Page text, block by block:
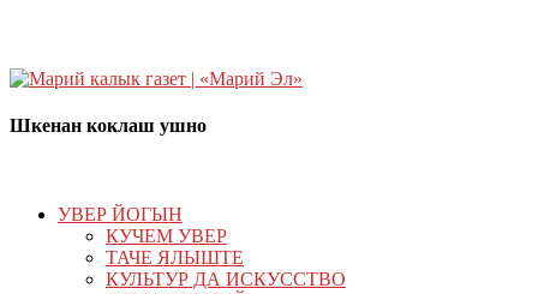
Шкенан коклаш ушно
УВЕР ЙОГЫН
КУЧЕМ УВЕР
ТАЧЕ ЯЛЫШТЕ
КУЛЬТУР ДА ИСКУССТВО